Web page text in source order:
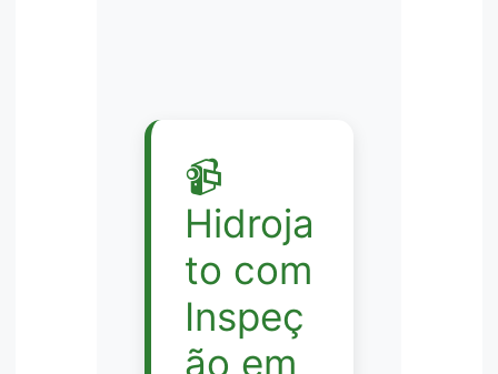
📹
Hidroja
to com
Inspeç
ão em